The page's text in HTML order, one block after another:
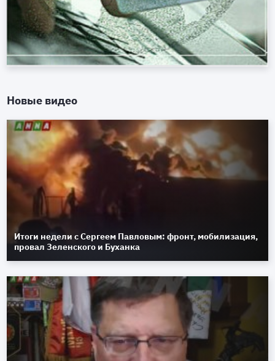
Новые видео
Итоги недели с Сергеем Павловым: фронт, мобилизация,
провал Зеленского и Буханка